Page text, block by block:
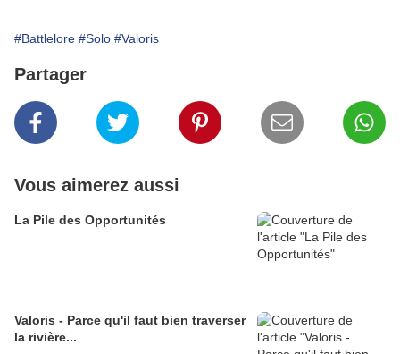
#Battlelore #Solo #Valoris
Partager
Vous aimerez aussi
La Pile des Opportunités
Valoris - Parce qu'il faut bien traverser
la rivière...